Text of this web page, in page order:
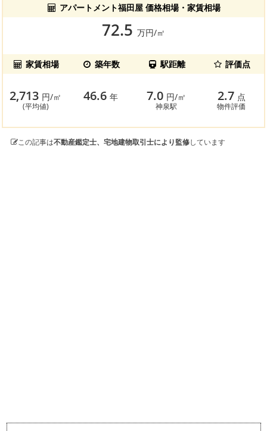
アパートメント福田屋 価格相場・家賃相場
72.5 万円/㎡
家賃相場 築年数 駅距離 評価点
2,713 円/㎡
(平均値)
46.6年 7.0 円/㎡
神泉駅
2.7 点
物件評価
この記事は不動産鑑定士、宅地建物取引士により監修しています